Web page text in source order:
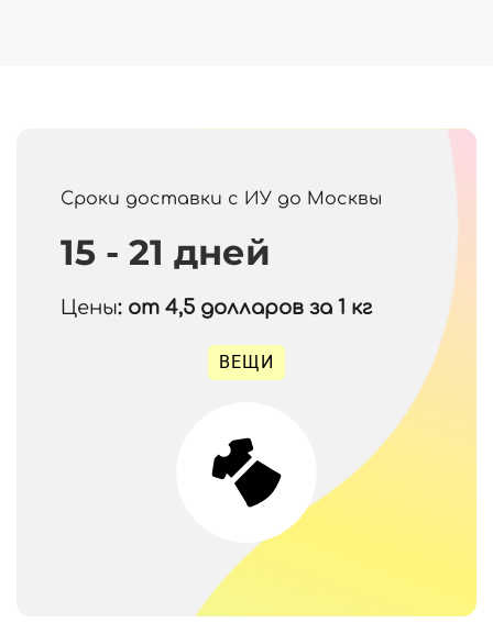
Сроки доставки с ИУ до Москвы
15 - 21 дней
Цены: от 4,5 долларов за 1 кг
ВЕЩИ